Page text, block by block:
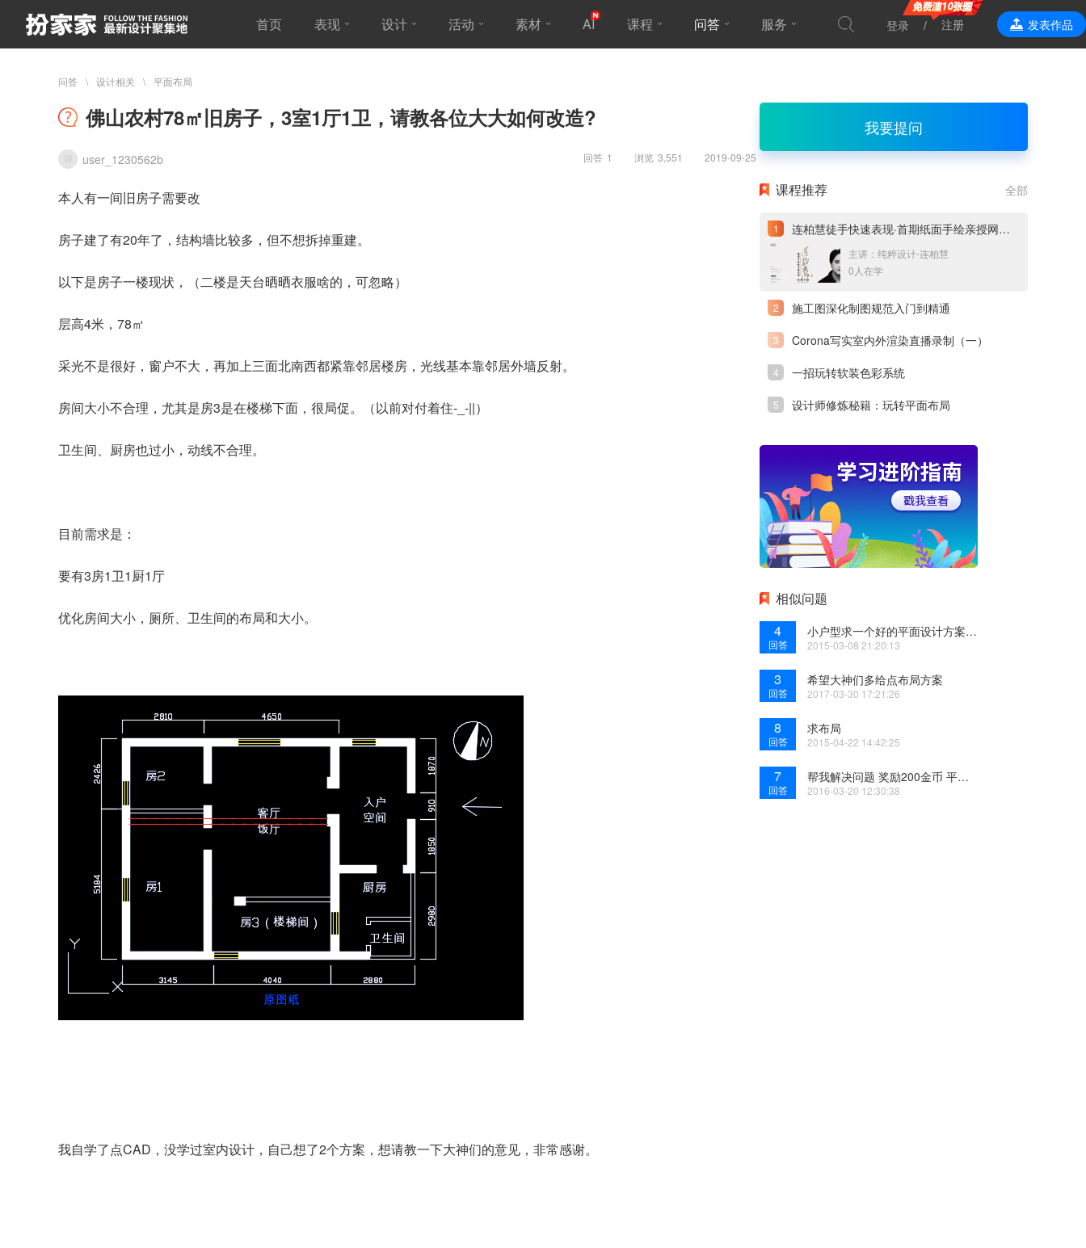
首页 表现 设计 活动 素材 AI 课程 问答 服务
效果表现
登录 注册 发表作品
问答 设计相关 平面布局
佛山农村78㎡旧房子，3室1厅1卫，请教各位大大如何改造?
user_1230562b 回答 1 浏览 3,551 2019-09-25
本人有一间旧房子需要改
房子建了有20年了，结构墙比较多，但不想拆掉重建。
以下是房子一楼现状，（二楼是天台晒晒衣服啥的，可忽略）
层高4米，78㎡
采光不是很好，窗户不大，再加上三面北南西都紧靠邻居楼房，光线基本靠邻居外墙反射。
房间大小不合理，尤其是房3是在楼梯下面，很局促。（以前对付着住-_-||）
卫生间、厨房也过小，动线不合理。
目前需求是：
要有3房1卫1厨1厅
优化房间大小，厕所、卫生间的布局和大小。
我自学了点CAD，没学过室内设计，自己想了2个方案，想请教一下大神们的意见，非常感谢。
我要提问
全部
课程推荐
连柏慧徒手快速表现·首期纸面手绘亲授网络直播课
主讲：纯粹设计-连柏慧
0人在学
施工图深化制图规范入门到精通
Corona写实室内外渲染直播录制（一）
一招玩转软装色彩系统
设计师修炼秘籍：玩转平面布局
相似问题
4
回答
小户型求一个好的平面设计方案！求大家指点
2015-03-08 21:20:13
3
回答
希望大神们多给点布局方案
2017-03-30 17:21:26
8
回答
求布局
2015-04-22 14:42:25
7
回答
帮我解决问题 奖励200金币 平面布局
2016-03-20 12:30:38